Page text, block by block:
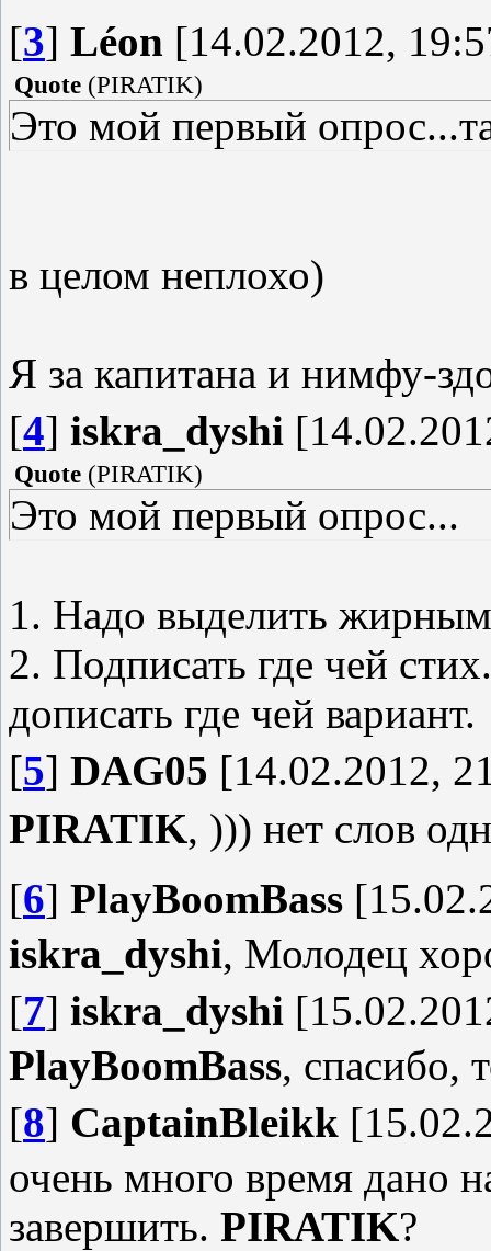
[3] Léon [14.02.2012,
Quote (PIRATIK)
Это мой первый
в целом неплохо)
Я за капитана и нимфу-
[4] iskra_dyshi
Quote (PIRATIK)
Это мой первый опрос...
1. Надо выделить
2. Подписать где чей
дописать где чей вариант.
[5] DAG05 [14.02.2012,
PIRATIK, ))) нет слов
[6] PlayBoomBass
iskra_dyshi, Молодец
[7] iskra_dyshi
PlayBoomBass, спасибо,
[8] CaptainBleikk
очень много время дано
завершить. PIRATIK?